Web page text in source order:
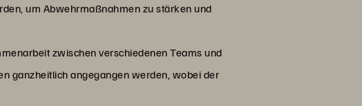
um Abwehrmaßnahmen zu stärken und
zwischen verschiedenen Teams und
ganzheitlich angegangen werden, wobei der